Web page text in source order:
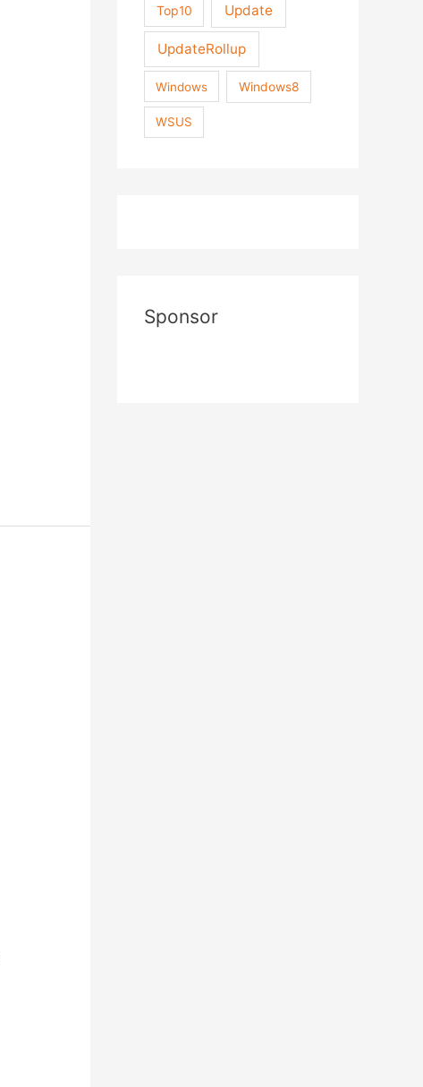
Top10 Update
UpdateRollup
Windows Windows8
WSUS
Sponsor